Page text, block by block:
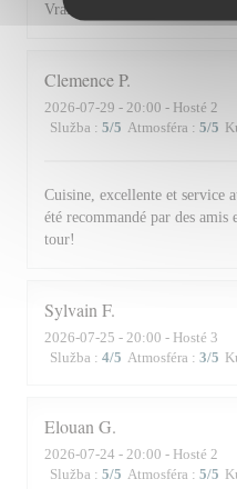
Vraiment top. Je recommande.
ClemenceP
2026-07-29 - 20:00 - Hosté 2
Služba : 5/5 Atmosféra : 5/5
Cuisine, excellente et service
été recommandé par des amis
tour!
Sylvain F
2026-07-25 - 20:00 - Hosté 3
Služba : 4/5 Atmosféra : 3/5
Elouan G
2026-07-24 - 20:00 - Hosté 2
Služba : 5/5 Atmosféra : 5/5